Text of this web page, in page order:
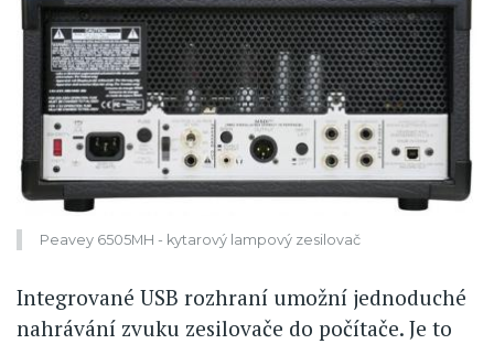
Peavey 6505MH - kytarový lampový zesilovač
Integrované USB rozhraní umožní jednoduché
nahrávání zvuku zesilovače do počítače. Je to